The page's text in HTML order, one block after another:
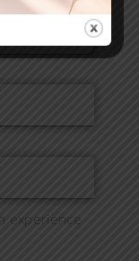
experience